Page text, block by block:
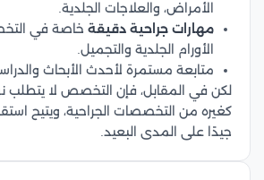
الأمراض، والعلاجات الجلدية.
مهارات جراحية دقيقة خاصة في
الأورام الجلدية والتجميل.
متابعة مستمرة لأحدث الأبحاث
لكن في المقابل، فإن التخصص لا يتطلب
كغيره من التخصصات الجراحية، ويتيح
جيدًا على المدى البعيد.